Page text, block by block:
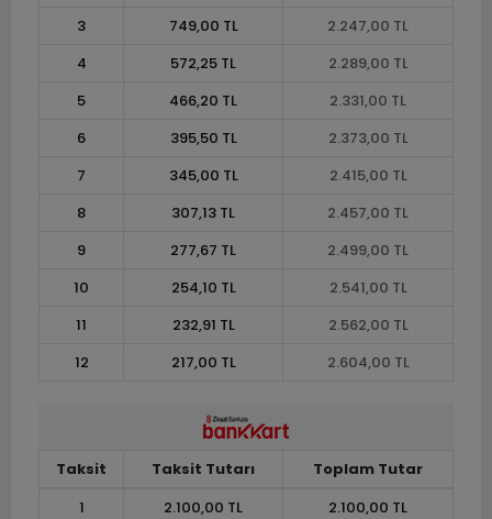
3
749,00 TL
2.247,00 TL
4
572,25 TL
2.289,00 TL
5
466,20 TL
2.331,00 TL
6
395,50 TL
2.373,00 TL
7
345,00 TL
2.415,00 TL
8
307,13 TL
2.457,00 TL
9
277,67 TL
2.499,00 TL
10
254,10 TL
2.541,00 TL
11
232,91 TL
2.562,00 TL
12
217,00 TL 2.604,00 TL
Taksit Taksit Tutarı
Toplam Tutar
1
2.100,00 TL
2.100,00 TL